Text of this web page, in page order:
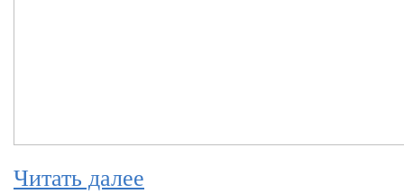
Читать далее